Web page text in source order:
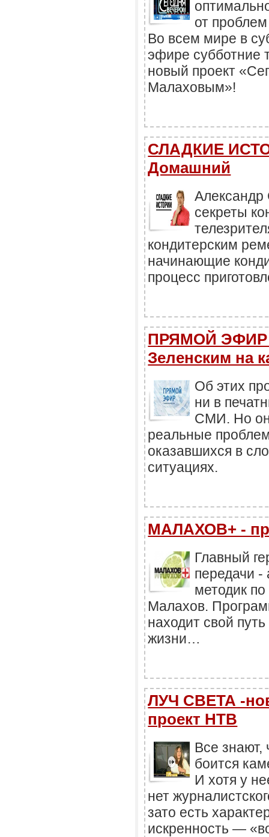
от
Во всем мире в
эфире субботние
новый проект
Малаховым»!
СЛАДКИЕ
Домашний
Александр
секреты
кондитерским
начинающие
процесс
ПРЯМОЙ ЭФИР
Зеленским на
Об этих
ни в
СМИ. Но
реальные
оказавшихся в
ситуациях.
МАЛАХОВ+ -
Главный
передачи -
методик
Малахов.
находит свой
жизни…
ЛУЧ СВЕТА -
проект НТВ
Все знают,
боится
И хотя у
нет
зато есть
искренность —